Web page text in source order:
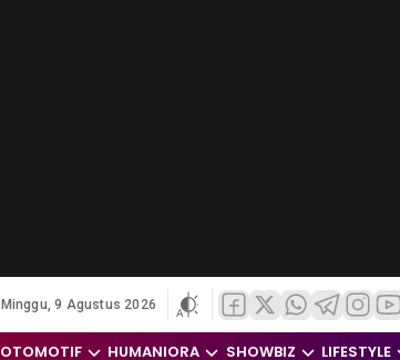
Minggu, 9 Agustus 2026
OTOMOTIF HUMANIORA SHOWBIZ LIFESTYLE